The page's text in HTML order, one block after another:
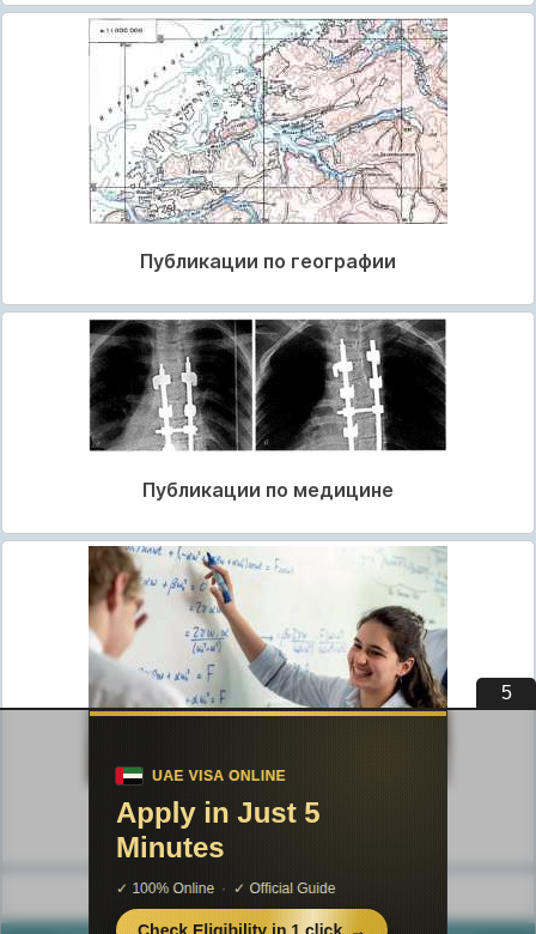
Публикации по географии
Публикации по медицине
Публикации по педагогике
Разделы публикаций
4